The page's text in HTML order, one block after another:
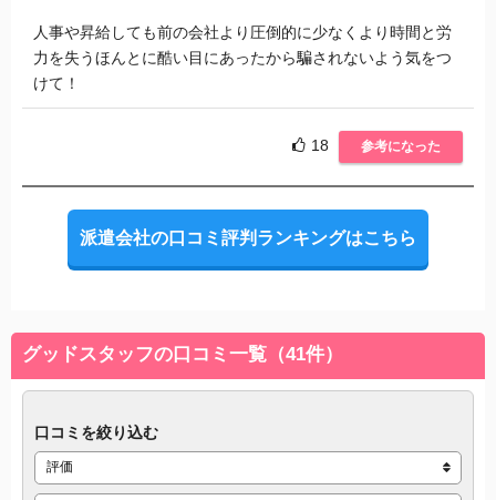
人事や昇給しても前の会社より圧倒的に少なくより時間と労
力を失うほんとに酷い目にあったから騙されないよう気をつ
けて！
18 参考になった
派遣会社の口コミ評判ランキングはこちら
グッドスタッフの口コミ一覧（41件）
口コミを絞り込む